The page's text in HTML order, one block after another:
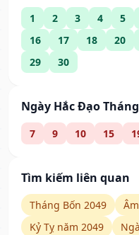
1 2 3 4 5
16
17 18 20
29
30
Ngày Hắc Đạo
7 9 10 15
Tìm kiếm liên quan
Tháng Bốn 2049
Kỷ Tỵ năm 2049